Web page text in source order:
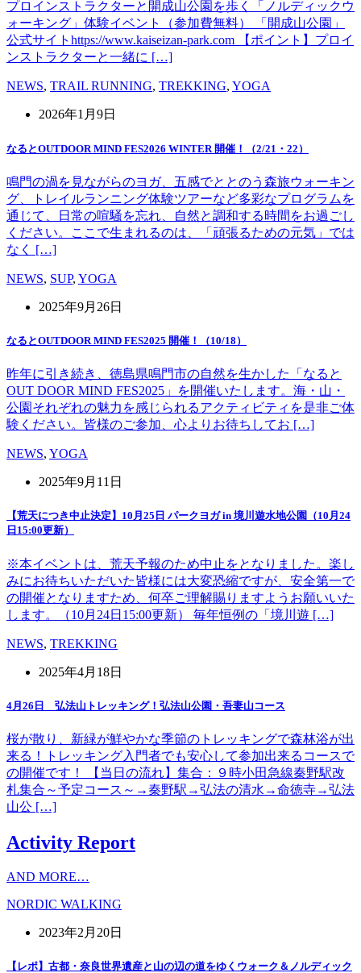
プロインストラクターと開成山公園を歩く「ノルディックウ
ォーキング」体験イベント（参加費無料） 「開成山公園」
公式サイトhttps://www.kaiseizan-park.com 【ポイント】プロイ
ンストラクターと一緒に […]
NEWS, TRAIL RUNNING, TREKKING, YOGA
2026年1月9日
なるとOUTDOOR MIND FES2026 WINTER 開催！（2/21・22）
鳴門の渦を見ながらのヨガ、五感でととのう森旅ウォーキン
グ、トレイルランニング体験ツアーなど多彩なプログラムを
通じて、日常の喧騒を忘れ、自然と調和する時間をお過ごし
ください。ここで生まれるのは、「頑張るための元気」では
なく […]
NEWS, SUP, YOGA
2025年9月26日
なるとOUTDOOR MIND FES2025 開催！（10/18）
昨年に引き続き、徳島県鳴門市の自然を生かした「なると
OUT DOOR MIND FES2025」を開催いたします。海・山・
公園それぞれの魅力を感じられるアクティビティを是非ご体
験ください。皆様のご参加、心よりお待ちしてお […]
NEWS, YOGA
2025年9月11日
【荒天につき中止決定】10月25日 パークヨガ in 境川遊水地公園（10月24
日15:00更新）
※本イベントは、荒天予報のため中止をとなりました。楽し
みにお待ちいただいた皆様には大変恐縮ですが、安全第一で
の開催となりますため、何卒ご理解賜りますようお願いいた
します。（10月24日15:00更新） 毎年恒例の「境川遊 […]
NEWS, TREKKING
2025年4月18日
4月26日 弘法山トレッキング！弘法山公園・吾妻山コース
桜が散り、新緑が鮮やかな季節のトレッキングで森林浴が出
来る！トレッキング入門者でも安心して参加出来るコースで
の開催です！ 【当日の流れ】集合：９時小田急線秦野駅改
札集合～予定コース～→秦野駅→弘法の清水→命徳寺→弘法
山公 […]
Activity Report
AND MORE…
NORDIC WALKING
2023年2月20日
【レポ】古都・奈良世界遺産と山の辺の道をゆくウォーク＆ノルディック